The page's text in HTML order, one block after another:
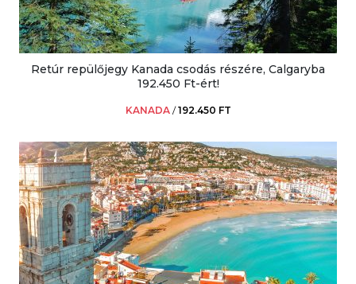
Retúr repülőjegy Kanada csodás részére, Calgaryba
192.450 Ft-ért!
KANADA /192.450 FT